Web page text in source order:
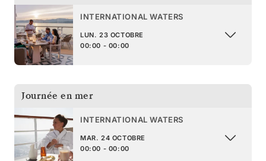
INTERNATIONAL WATERS
LUN. 23 OCTOBRE
00:00 - 00:00
Journée en mer
INTERNATIONAL WATERS
MAR. 24 OCTOBRE
00:00 - 00:00